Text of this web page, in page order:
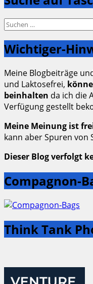
Suchen
nach:
Wichtiger-
Meine Blogbeiträge
und Laktosefrei,
beinhalten da ich die
Verfügung gestellt
Meine Meinung ist
kann aber Spuren von
Dieser Blog verfolgt
Compagnon-
Think Tank